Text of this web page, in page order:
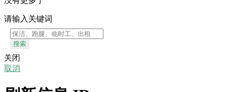
请输入关键词
搜索
关闭
取消